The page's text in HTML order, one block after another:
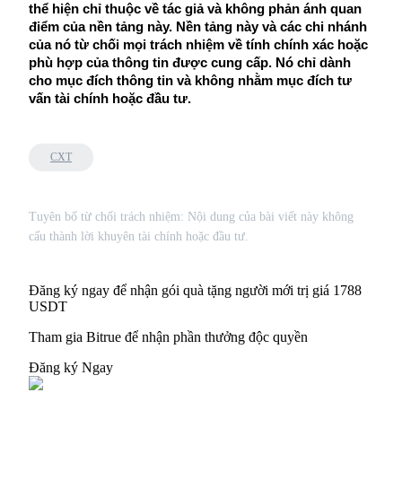
Exclusive for BitMart Users
Register & Trade to Win 500,000 USDT
USDT New User Exclusive 10% APR
BTC New User Exclusive: 6.5% APR
BTC Flexible Staking | Daily Rewards
thể hiện chỉ thuộc về tác giả và không phản ánh quan
điểm của nền tảng này. Nền tảng này và các chi nhánh
của nó từ chối mọi trách nhiệm về tính chính xác hoặc
phù hợp của thông tin được cung cấp. Nó chỉ dành
cho mục đích thông tin và không nhằm mục đích tư
vấn tài chính hoặc đầu tư.
CXT
Tuyên bố từ chối trách nhiệm: Nội dung của bài viết này không
cấu thành lời khuyên tài chính hoặc đầu tư.
Đăng ký ngay để nhận gói quà tặng người mới trị giá 1788
USDT
Tham gia Bitrue để nhận phần thưởng độc quyền
Đăng ký Ngay